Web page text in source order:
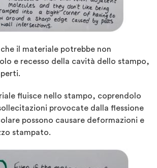
il materiale potrebbe non
e recesso della cavità dello stampo,
fluisce nello stampo, coprendolo
provocate dalla flessione
possono causare deformazioni e
stampato.